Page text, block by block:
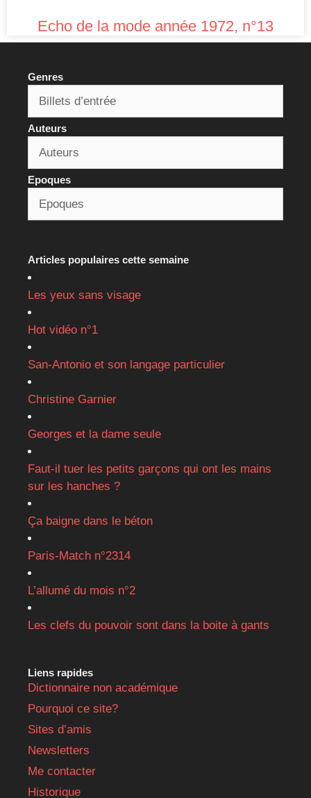
Echo de la mode année 1972, n°13
Genres
Auteurs
Epoques
Articles populaires cette semaine
Les yeux sans visage
Hot vidéo n°1
San-Antonio et son langage particulier
Christine Garnier
Georges et la dame seule
Faut-il tuer les petits garçons qui ont les mains
sur les hanches ?
Ça baigne dans le béton
Paris-Match n°2314
L’allumé du mois n°2
Les clefs du pouvoir sont dans la boite à gants
Liens rapides
Dictionnaire non académique
Pourquoi ce site?
Sites d’amis
Newsletters
Me contacter
Historique